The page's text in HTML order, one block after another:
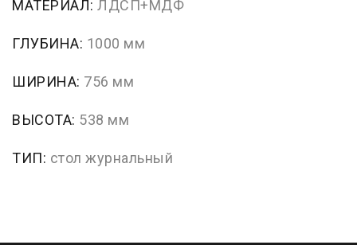
МАТЕРИАЛ: ЛДСП+МДФ
ГЛУБИНА: 1000 мм
ШИРИНА: 756 мм
ВЫСОТА: 538 мм
ТИП: стол журнальный